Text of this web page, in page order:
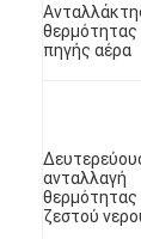
Κάθετη
Βαρέων
θερμότητας
πηγής αέρα
ανταλλαγή
θερμότητας
ζεστού